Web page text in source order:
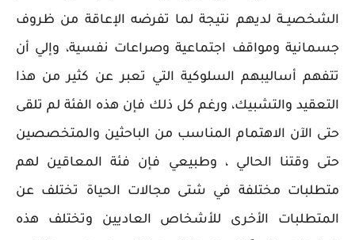
الشخصيــة لديهم نتيجة لما تفرضه الإعاقة من ظروف
جسمانية ومواقف اجتماعية وصراعات نفسية، وإلي أن
تتفهم أساليبهم السلوكية التي تعبر عن كثير من هذا
التعقيد والتشبيك، ورغم كل ذلك فإن هذه الفئة لم تلقى
حتى الآن الاهتمام المناسب من الباحثين والمتخصصين
حتى وقتنا الحالي ، وطبيعي فإن فئة المعاقين لهم
متطلبات مختلفة في شتى مجالات الحياة تختلف عن
المتطلبات الأخرى للأشخاص العاديين وتختلف هذه